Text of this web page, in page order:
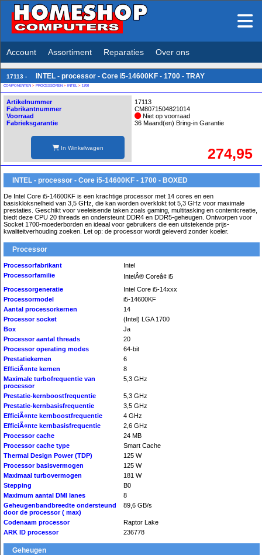
Account Assortiment Reparaties Over ons
17113 - INTEL - processor - Core i5-14600KF - 1700 - TRAY
COMPONENTEN > PROCESSOREN > INTEL > 1700
Artikelnummer
Fabrikantnummer
Voorraad
Fabrieksgarantie
In Winkelwagen
17113
CM8071504821014
Niet op voorraad
36 Maand(en) Bring-in Garantie
274,95
INTEL - processor - Core i5-14600KF - 1700 - BOXED
De Intel Core i5-14600KF is een krachtige processor met 14 cores en een
basiskloksnelheid van 3,5 GHz, die kan worden overklokt tot 5,3 GHz voor maximale
prestaties. Geschikt voor veeleisende taken zoals gaming, multitasking en contentcreatie,
biedt deze CPU 20 threads en ondersteunt DDR4 en DDR5-geheugen. Ontworpen voor
Socket 1700-moederborden en ideaal voor gebruikers die een uitstekende prijs-
kwaliteitverhouding zoeken. Let op: de processor wordt geleverd zonder koeler.
Processor
Processorfabrikant
Intel
Processorfamilie
IntelÂ® Coreâ¢ i5
Processorgeneratie
Intel Core i5-14xxx
Processormodel
i5-14600KF
Aantal processorkernen
14
Processor socket
(Intel) LGA 1700
Box
Ja
Processor aantal threads
20
Processor operating modes
64-bit
Prestatiekernen
6
EfficiÃ«nte kernen
8
Maximale turbofrequentie van
processor
5,3 GHz
Prestatie-kernboostfrequentie
5,3 GHz
Prestatie-kernbasisfrequentie
3,5 GHz
EfficiÃ«nte kernboostfrequentie
4 GHz
EfficiÃ«nte kernbasisfrequentie
2,6 GHz
Processor cache
24 MB
Processor cache type
Smart Cache
Thermal Design Power (TDP)
125 W
Processor basisvermogen
125 W
Maximaal turbovermogen
181 W
Stepping
B0
Maximum aantal DMI lanes
8
Geheugenbandbreedte ondersteund
door de processor ( max)
89,6 GB/s
Codenaam processor
Raptor Lake
ARK ID processor
236778
Geheugen